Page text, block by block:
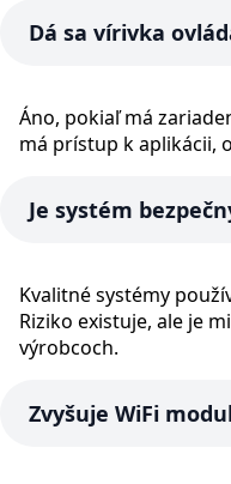
Dá sa vírivka
Áno, pokiaľ má
má prístup k aplikácii,
Je systém
Kvalitné systémy
Riziko existuje, ale je
výrobcoch.
Zvyšuje WiFi